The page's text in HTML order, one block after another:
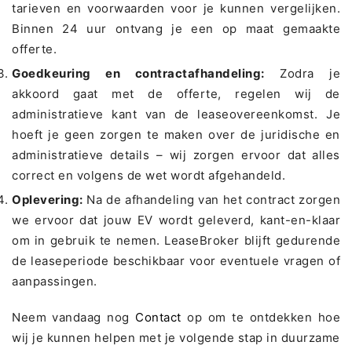
tarieven en voorwaarden voor je kunnen vergelijken.
Binnen 24 uur ontvang je een op maat gemaakte
offerte.
Goedkeuring en contractafhandeling: Zodra je
akkoord gaat met de offerte, regelen wij de
administratieve kant van de leaseovereenkomst. Je
hoeft je geen zorgen te maken over de juridische en
administratieve details – wij zorgen ervoor dat alles
correct en volgens de wet wordt afgehandeld.
Oplevering: Na de afhandeling van het contract zorgen
we ervoor dat jouw EV wordt geleverd, kant-en-klaar
om in gebruik te nemen. LeaseBroker blijft gedurende
de leaseperiode beschikbaar voor eventuele vragen of
aanpassingen.
Neem vandaag nog Contactop om te ontdekken hoe
wij je kunnen helpen met je volgende stap in duurzame